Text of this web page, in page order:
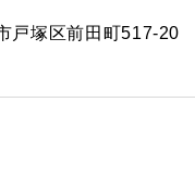
塚区前田町517-20